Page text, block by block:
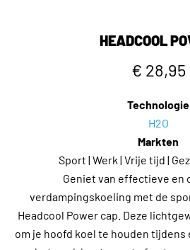
HEADCOOL
€ 28,95
Technologie
H2O
Markten
Sport | Werk | Vrije tijd |
Geniet van effectieve en
verdampingskoeling met de
Headcool Power cap. Deze
om je hoofd koel te houden